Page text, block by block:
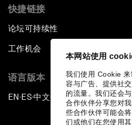
本网站使用
我们使用 Cookie
容与广告、提供社
的流量。我们还会
合作伙伴分享您对
些合作伙伴可能会
们或他们在您使用
快捷链接
论坛可持续性
工作机会
语言版本
EN ▪ES▪中文▪ 日本語